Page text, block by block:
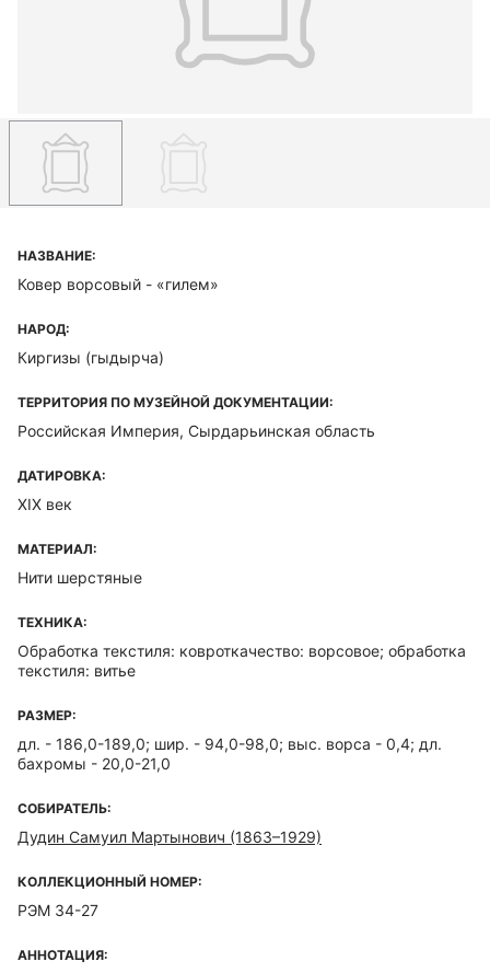
НАЗВАНИЕ:
Ковер ворсовый - «гилем»
НАРОД:
Киргизы (гыдырча)
ТЕРРИТОРИЯ ПО МУЗЕЙНОЙ ДОКУМЕНТАЦИИ:
Российская Империя, Сырдарьинская область
ДАТИРОВКА:
XIX век
МАТЕРИАЛ:
Нити шерстяные
ТЕХНИКА:
Обработка текстиля: ковроткачество: ворсовое; обработка
текстиля: витье
РАЗМЕР:
дл. - 186,0-189,0; шир. - 94,0-98,0; выс. ворса - 0,4; дл.
бахромы - 20,0-21,0
СОБИРАТЕЛЬ:
Дудин Самуил Мартынович (1863–1929)
КОЛЛЕКЦИОННЫЙ НОМЕР:
РЭМ 34-27
АННОТАЦИЯ: